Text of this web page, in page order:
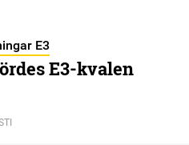
E3
E3-kvalen